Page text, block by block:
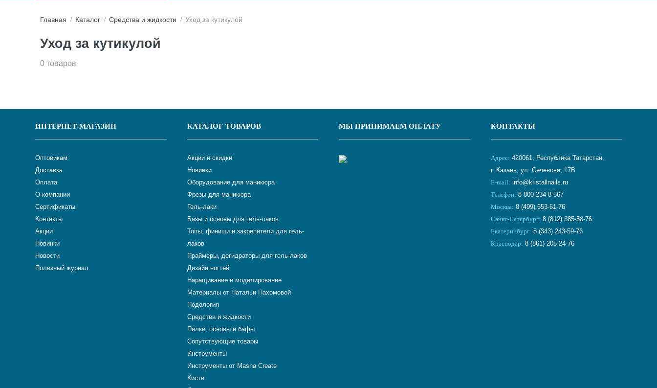
Главная Каталог Средства и жидкости Уход за кутикулой
Уход за кутикулой
0 товаров
ИНТЕРНЕТ-МАГАЗИН
Оптовикам
Доставка
Оплата
О компании
Сертификаты
Контакты
Акции
Новинки
Новости
Полезный журнал
КАТАЛОГ ТОВАРОВ
Акции и скидки
Новинки
Оборудование для маникюра
Фрезы для маникюра
Гель-лаки
Базы и основы для гель-лаков
Топы, финиши и закрепители для гель-
лаков
Праймеры, дегидраторы для гель-лаков
Дизайн ногтей
Наращивание и моделирование
Материалы от Натальи Пахомовой
Подология
Средства и жидкости
Пилки, основы и бафы
Сопутствующие товары
Инструменты
Инструменты от Masha Create
Кисти
МЫ ПРИНИМАЕМ ОПЛАТУ КОНТАКТЫ
Адрес: 420061, Республика Татарстан,
г. Казань, ул. Сеченова, 17В
E-mail: info@kristallnails.ru
Телефон: 8 800 234-8-567
Москва: 8 (499) 653-61-76
Санкт-Петербург: 8 (812) 385-58-76
Екатеринбург: 8 (343) 243-59-76
Краснодар: 8 (861) 205-24-76